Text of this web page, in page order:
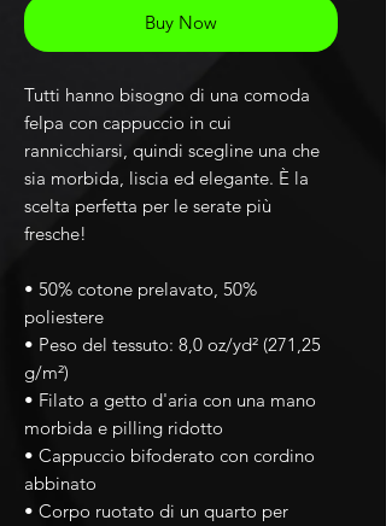
Buy Now
Tutti hanno bisogno di una comoda
felpa con cappuccio in cui
rannicchiarsi, quindi scegline una che
sia morbida, liscia ed elegante. È la
scelta perfetta per le serate più
fresche!
• 50% cotone prelavato, 50%
poliestere
• Peso del tessuto: 8,0 oz/yd² (271,25
g/m²)
• Filato a getto d'aria con una mano
morbida e pilling ridotto
• Cappuccio bifoderato con cordino
abbinato
• Corpo ruotato di un quarto per